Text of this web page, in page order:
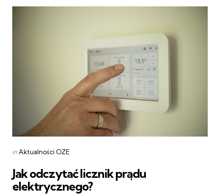
Categories
Posted
inAktualności OZE
Jak odczytać licznik prądu
elektrycznego?